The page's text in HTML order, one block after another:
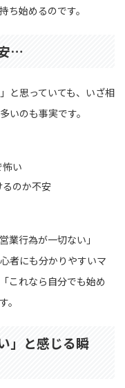
ち始めるのです。
…
と思っていても、いざ相
いのも事実です。
い
のか不安
業行為が一切ない」
者にも分かりやすいマ
これなら自分でも始め
。
」と感じる瞬